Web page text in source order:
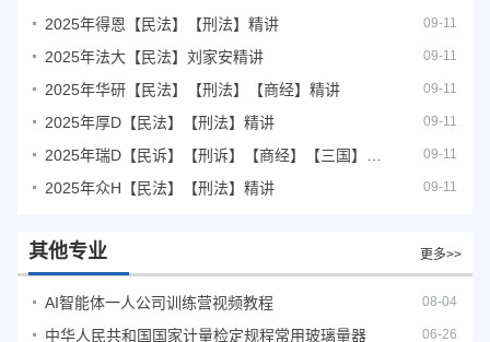
2025年得恩【民法】【刑法】精讲 09-11
2025年法大【民法】刘家安精讲 09-11
2025年华研【民法】【刑法】【商经】精讲 09-11
2025年厚D【民法】【刑法】精讲 09-11
09-11
2025年众H【民法】【刑法】精讲 09-11
其他专业 更多>>
AI智能体一人公司训练营视频教程 08-04
中华人民共和国国家计量检定规程常用玻璃量器 06-26